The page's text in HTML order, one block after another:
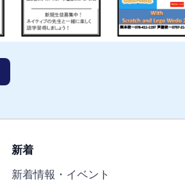
新着
新着情報・イベント